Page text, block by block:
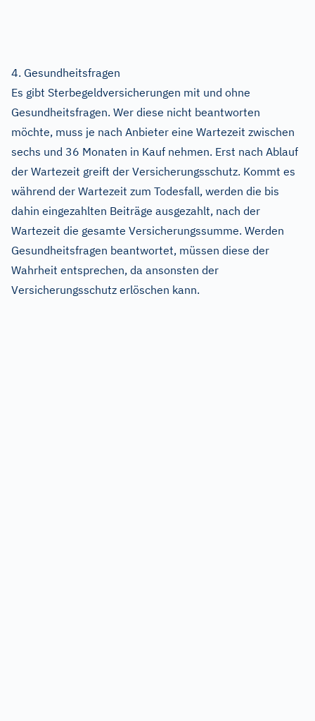
4. Gesundheitsfragen
Es gibt Sterbegeldversicherungen mit und ohne
Gesundheitsfragen. Wer diese nicht beantworten
möchte, muss je nach Anbieter eine Wartezeit zwischen
sechs und 36 Monaten in Kauf nehmen. Erst nach Ablauf
der Wartezeit greift der Versicherungsschutz. Kommt es
während der Wartezeit zum Todesfall, werden die bis
dahin eingezahlten Beiträge ausgezahlt, nach der
Wartezeit die gesamte Versicherungssumme. Werden
Gesundheitsfragen beantwortet, müssen diese der
Wahrheit entsprechen, da ansonsten der
Versicherungsschutz erlöschen kann.